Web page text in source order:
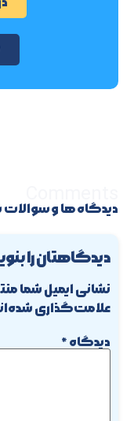
دیدگاه ها و سوالات
دیدگاهتان را
نشانی ایمیل شما
علامت‌گذاری
دیدگاه*